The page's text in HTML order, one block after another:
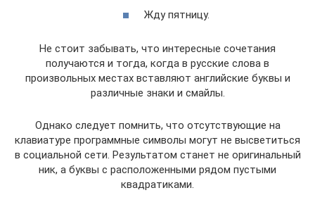
Жду пятницу.
Не стоит забывать, что интересные сочетания
получаются и тогда, когда в русские слова в
произвольных местах вставляют английские буквы и
различные знаки и смайлы.
Однако следует помнить, что отсутствующие на
клавиатуре программные символы могут не высветиться
в социальной сети. Результатом станет не оригинальный
ник, а буквы с расположенными рядом пустыми
квадратиками.